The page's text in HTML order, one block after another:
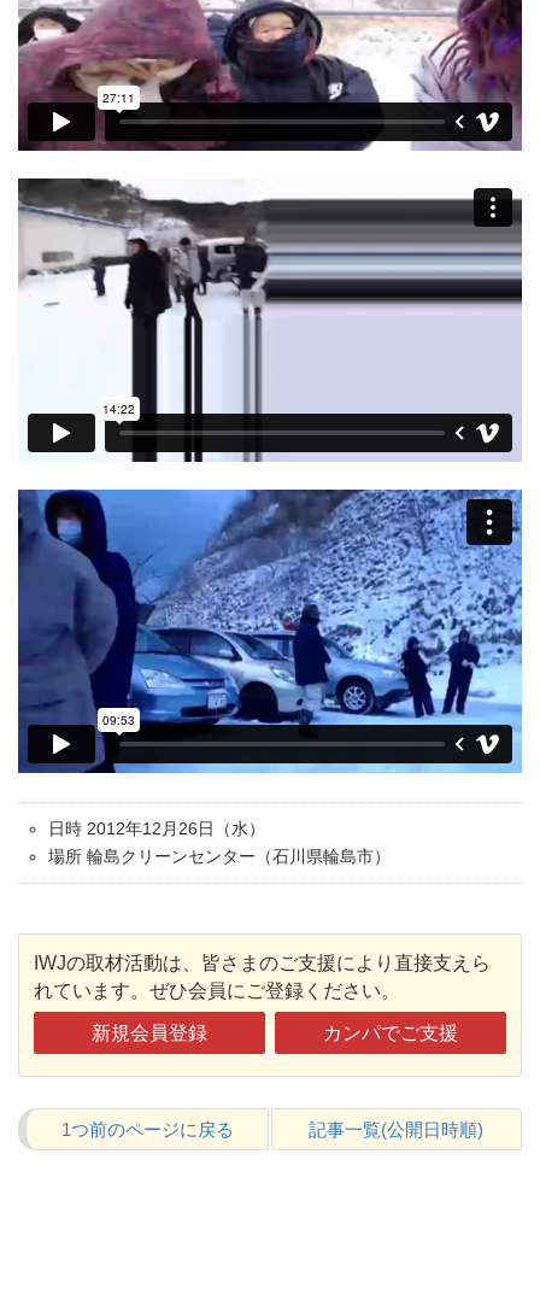
日時 2012年12月26日（水）
場所 輪島クリーンセンター（石川県輪島市）
IWJの取材活動は、皆さまのご支援により直接支えら
れています。ぜひ会員にご登録ください。
新規会員登録 カンパでご支援
1つ前のページに戻る 記事一覧(公開日時順)